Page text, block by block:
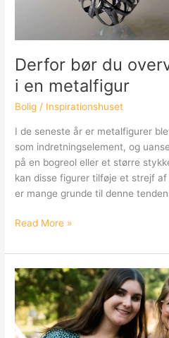
Derfor bør du
i en metalfigur
Bolig / Inspirationshuset
I de seneste år er metalfigurer
som indretningselement, og
på en bogreol eller et større
kan disse figurer tilføje et strejf
er mange grunde til denne
Derfor
du
overveje
at
investere
i
en
Read More »